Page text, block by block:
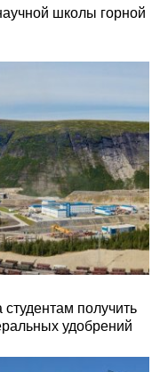
школы горной
получить
удобрений